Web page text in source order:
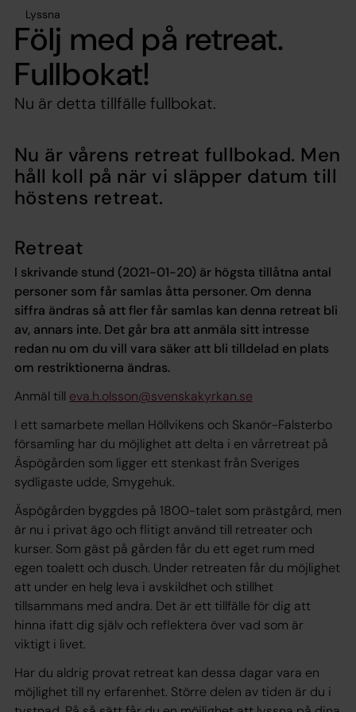
Lyssna
Följ med på retreat.
Fullbokat!
Nu är detta tillfälle fullbokat.
Nu är vårens retreat fullbokad. Men
håll koll på när vi släpper datum till
höstens retreat.
Retreat
I skrivande stund (2021-01-20) är högsta tillåtna antal
personer som får samlas åtta personer. Om denna
siffra ändras så att fler får samlas kan denna retreat bli
av, annars inte. Det går bra att anmäla sitt intresse
redan nu om du vill vara säker att bli tilldelad en plats
om restriktionerna ändras.
Anmäl till eva.h.olsson@svenskakyrkan.se
I ett samarbete mellan Höllvikens och Skanör-Falsterbo
församling har du möjlighet att delta i en vårretreat på
Äspögården som ligger ett stenkast från Sveriges
sydligaste udde, Smygehuk.
Äspögården byggdes på 1800-talet som prästgård, men
är nu i privat ägo och flitigt använd till retreater och
kurser. Som gäst på gården får du ett eget rum med
egen toalett och dusch. Under retreaten får du möjlighet
att under en helg leva i avskildhet och stillhet
tillsammans med andra. Det är ett tillfälle för dig att
hinna ifatt dig själv och reflektera över vad som är
viktigt i livet.
Har du aldrig provat retreat kan dessa dagar vara en
möjlighet till ny erfarenhet. Större delen av tiden är du i